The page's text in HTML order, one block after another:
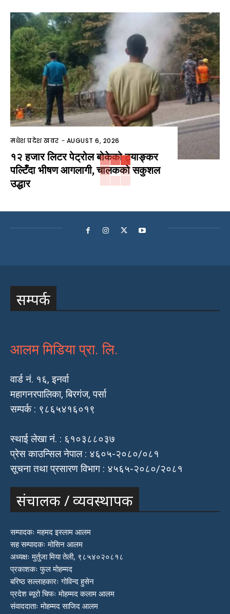
मधेश प्रदेश खवर - AUGUST 6, 2026
१२ हजार लिटर पेट्रोल बोकेको ट्याङ्कर
पल्टिँदा भीषण आगलागी, चालकको सकुशल
उद्धार
सम्पर्क
आलम मिडिया प्रा. लि.
वार्ड नं. १६, इनर्वा
महागनरपालिका, बिरगंज, पर्सा
सम्पर्क : ९८६५४१६०१९
स्थाई लेखा नं. : ६१०३८८०३७
प्रेस काउन्सिल नेपाल : ४६०५-२०८०/०८१
सूचना तथा प्रसारण विभाग : ४५६५-२०८०/२०८१
संचालक / व्यवस्थापक
सम्पादकः महमद इस्लाम आलम
सह सम्पादकः मोसिन आलम
अध्यक्षः मुर्तुजा मिया तेली, ९८५४०२०८१८
प्रकाशकः फुल मोहम्मद
बरिष्ठ सल्लाहकारः गोविन्द हुसेन
प्रदेश ब्यूरो चिफः मोहम्मद कलाम आलम
संवाददाताः मोहम्मद साजिद आलम